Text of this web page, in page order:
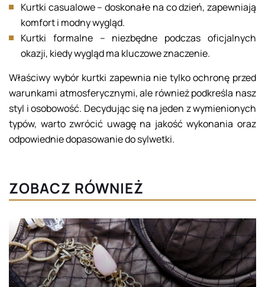
Kurtki casualowe – doskonałe na co dzień, zapewniają
komfort i modny wygląd.
Kurtki formalne – niezbędne podczas oficjalnych
okazji, kiedy wygląd ma kluczowe znaczenie.
Właściwy wybór kurtki zapewnia nie tylko ochronę przed
warunkami atmosferycznymi, ale również podkreśla nasz
styl i osobowość. Decydując się na jeden z wymienionych
typów, warto zwrócić uwagę na jakość wykonania oraz
odpowiednie dopasowanie do sylwetki.
ZOBACZ RÓWNIEŻ